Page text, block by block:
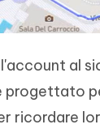
al
progettato
ricordare